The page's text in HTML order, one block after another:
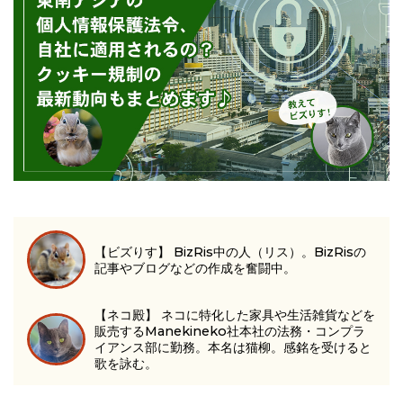
【ビズりす】 BizRis中の人（リス）。BizRisの
記事やブログなどの作成を奮闘中。
【ネコ殿】 ネコに特化した家具や生活雑貨などを
販売するManekineko社本社の法務・コンプラ
イアンス部に勤務。本名は猫柳。感銘を受けると
歌を詠む。